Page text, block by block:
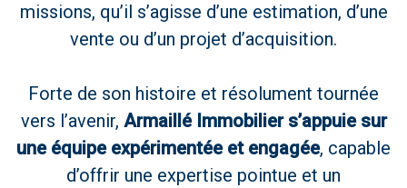
missions, qu’il s’agisse d’une estimation, d’une
vente ou d’un projet d’acquisition.
Forte de son histoire et résolument tournée
vers l’avenir, Armaillé Immobilier s’appuie sur
une équipe expérimentée et engagée, capable
d’offrir une expertise pointue et un